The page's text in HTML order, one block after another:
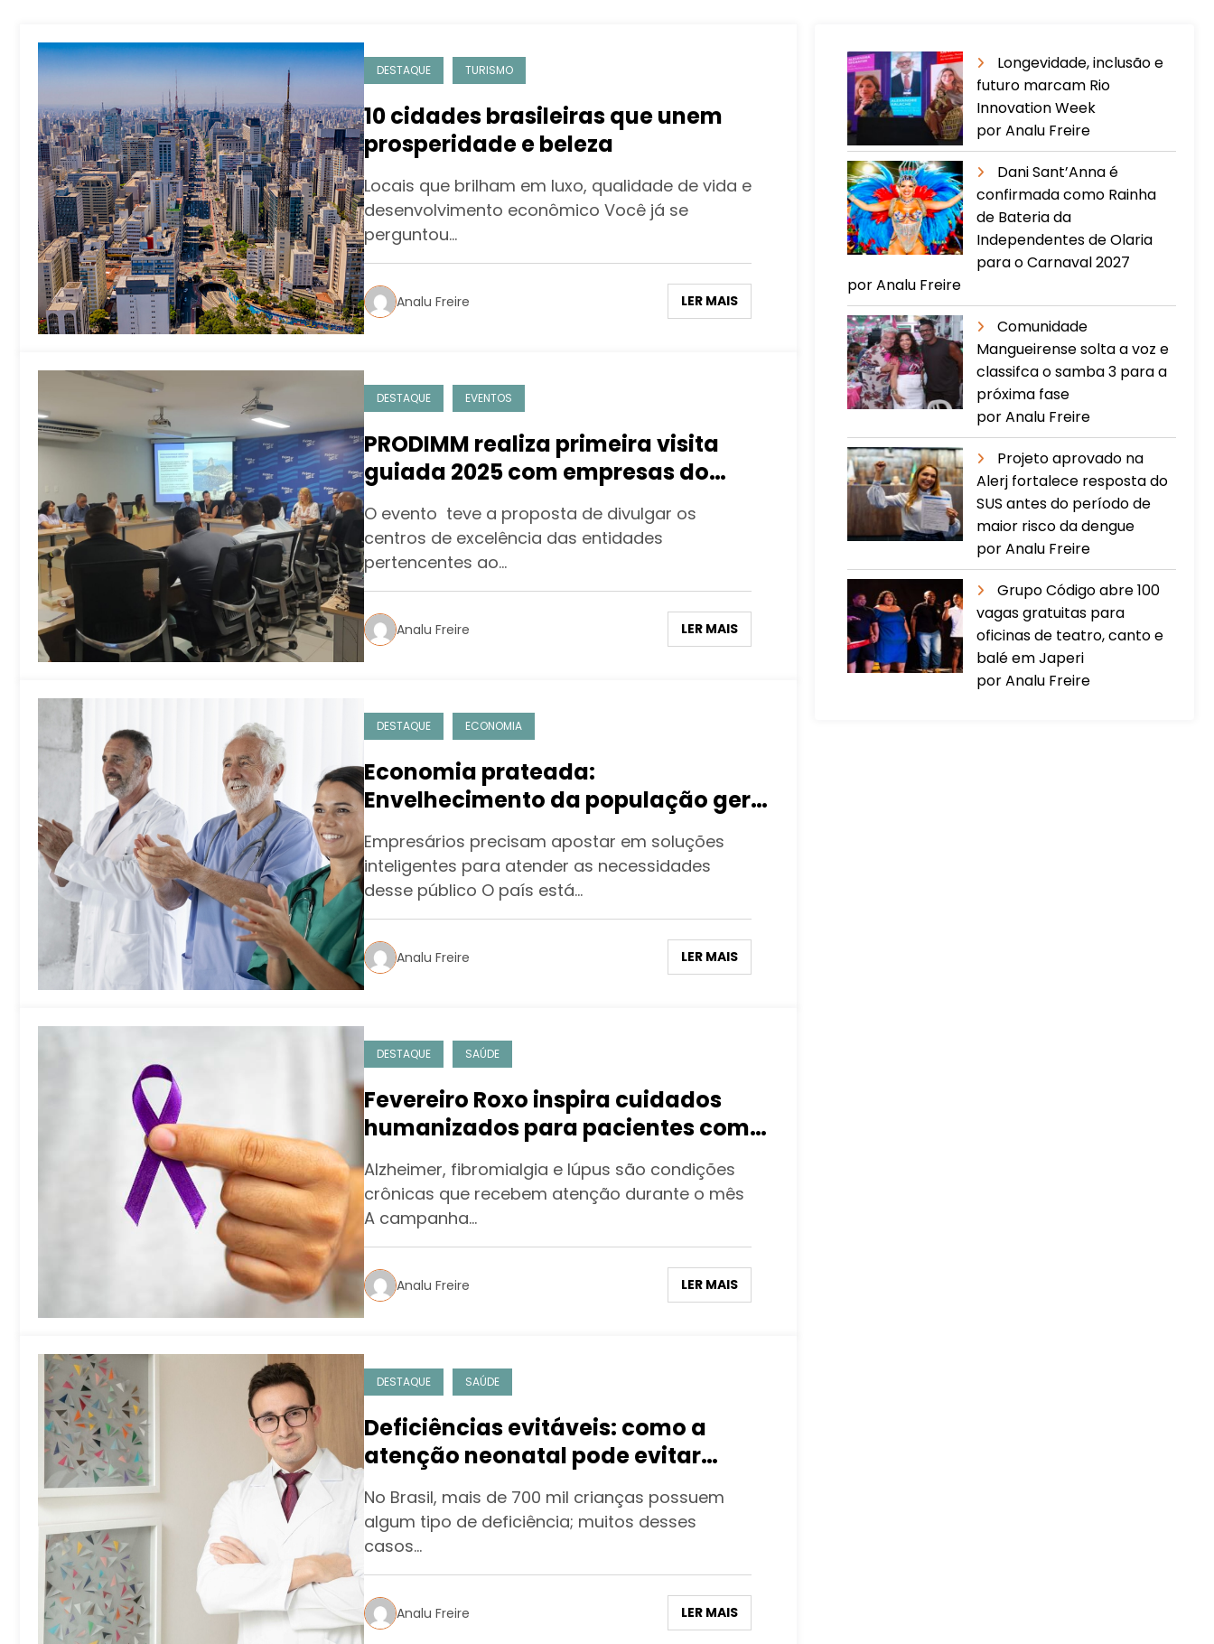
DESTAQUE TURISMO
10 cidades brasileiras que unem
prosperidade e beleza
Locais que brilham em luxo, qualidade de vida e
desenvolvimento econômico Você já se
perguntou…
Analu Freire LER MAIS
DESTAQUE EVENTOS
PRODIMM realiza primeira visita
guiada 2025 com empresas do
setor industrial
O evento teve a proposta de divulgar os
centros de excelência das entidades
pertencentes ao…
Analu Freire LER MAIS
DESTAQUE ECONOMIA
Economia prateada:
Envelhecimento da população gera
oportunidades de crescimento
para empresas
Empresários precisam apostar em soluções
inteligentes para atender as necessidades
desse público O país está…
Analu Freire LER MAIS
DESTAQUE SAÚDE
Fevereiro Roxo inspira cuidados
humanizados para pacientes com
doenças crônicas
Alzheimer, fibromialgia e lúpus são condições
crônicas que recebem atenção durante o mês
A campanha…
Analu Freire LER MAIS
DESTAQUE SAÚDE
Deficiências evitáveis: como a
atenção neonatal pode evitar
sequelas neurológicas graves
No Brasil, mais de 700 mil crianças possuem
algum tipo de deficiência; muitos desses
casos…
Analu Freire LER MAIS
Longevidade, inclusão e
futuro marcam Rio
Innovation Week
por Analu Freire
Dani Sant’Anna é
confirmada como Rainha
de Bateria da
Independentes de Olaria
para o Carnaval 2027
por Analu Freire
Comunidade
Mangueirense solta a voz e
classifca o samba 3 para a
próxima fase
por Analu Freire
Projeto aprovado na
Alerj fortalece resposta do
SUS antes do período de
maior risco da dengue
por Analu Freire
Grupo Código abre 100
vagas gratuitas para
oficinas de teatro, canto e
balé em Japeri
por Analu Freire